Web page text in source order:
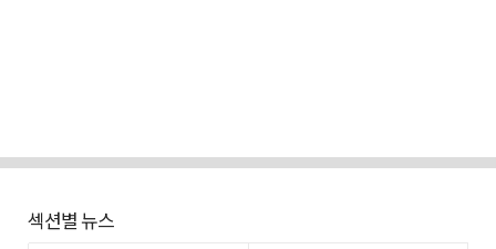
섹션별 뉴스